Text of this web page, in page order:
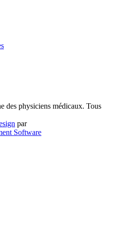
des physiciens médicaux. Tous
par